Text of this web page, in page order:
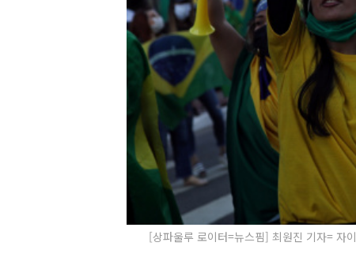
[상파울루 로이터=뉴스핌] 최원진 기자= 자